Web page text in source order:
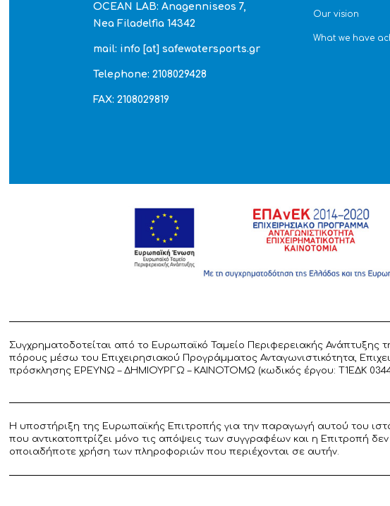
OCEAN LAB: Anagenniseos 7,
Nea Filadelfia 14342
mail: info [at] safewatersports.gr
Telephone: 2108029428
FAX: 2108029819
Our vision
What we have
Συγχρηματοδοτείται από το Ευρωπαϊκό Ταμείο Περιφερειακής Ανάπτυξης
πόρους μέσω του Επιχειρησιακού Προγράμματος Ανταγωνιστικότητα,
πρόσκλησης ΕΡΕΥΝΩ – ΔΗΜΙΟΥΡΓΩ – ΚΑΙΝΟΤΟΜΩ (κωδικός έργου: T1ΕΔΚ
Η υποστήριξη της Ευρωπαϊκής Επιτροπής για την παραγωγή αυτού του
που αντικατοπτρίζει μόνο τις απόψεις των συγγραφέων και η Επιτροπή
οποιαδήποτε χρήση των πληροφοριών που περιέχονται σε αυτήν.